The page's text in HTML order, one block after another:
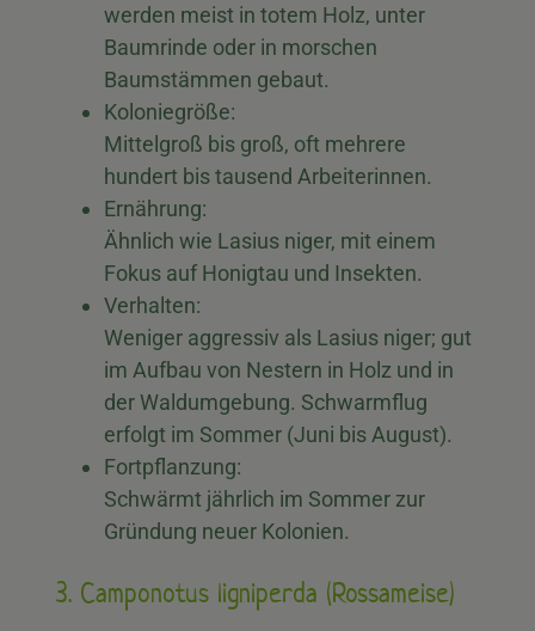
werden meist in totem Holz, unter
Baumrinde oder in morschen
Baumstämmen gebaut.
Koloniegröße:
Mittelgroß bis groß, oft mehrere
hundert bis tausend Arbeiterinnen.
Ernährung:
Ähnlich wie Lasius niger, mit einem
Fokus auf Honigtau und Insekten.
Verhalten:
Weniger aggressiv als Lasius niger; gut
im Aufbau von Nestern in Holz und in
der Waldumgebung. Schwarmflug
erfolgt im Sommer (Juni bis August).
Fortpflanzung:
Schwärmt jährlich im Sommer zur
Gründung neuer Kolonien.
3. Camponotus ligniperda (Rossameise)